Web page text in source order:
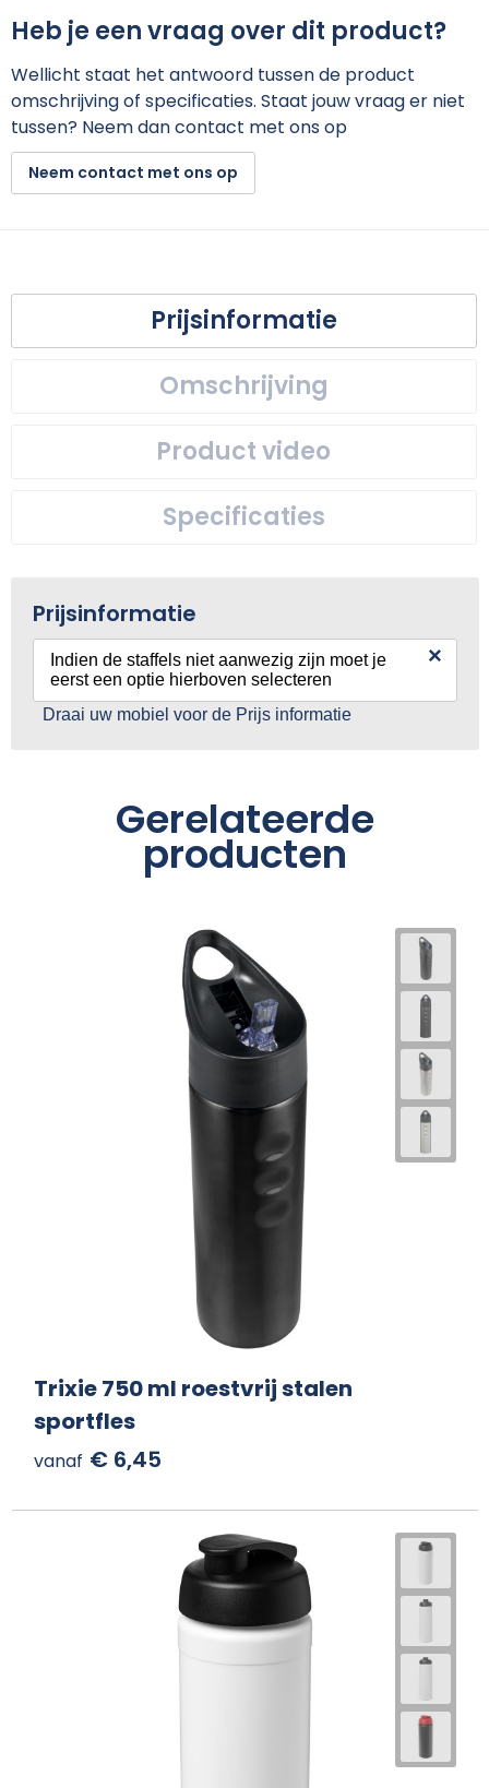
Heb je een vraag over dit product?
Wellicht staat het antwoord tussen de product
omschrijving of specificaties. Staat jouw vraag er niet
tussen? Neem dan contact met ons op
Neem contact met ons op
Prijsinformatie
Omschrijving
Product video
Specificaties
Prijsinformatie
Indien de staffels niet aanwezig zijn moet je
eerst een optie hierboven selecteren
×
Draai uw mobiel voor de Prijs informatie
Gerelateerde
producten
Trixie 750 ml roestvrij stalen
sportfles
vanaf € 6,45